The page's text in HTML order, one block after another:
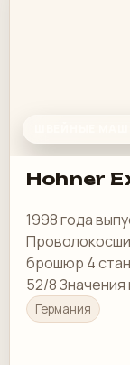
Hohner
1998 года
брошюр 4
52/8
Германия